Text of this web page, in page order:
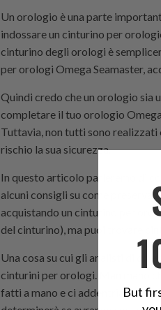
Un orologio è una parte
indossare un cinturino per
cinturino degli orologi è
per orologi Omega Seamaster,
Quindi credo che un orologio sia
completare il tuo orologio
Tuttavia, non tutti sono
rischio la sua sicurezza.
In questo articolo parleremo di
alcuni consigli su come
acquistando un cinturino per
del cinturino), ma puoi trovare
Una cosa su cui gli analisti di
cinturini per orologi. Man mano
fatti a mano e ci addentriamo
But